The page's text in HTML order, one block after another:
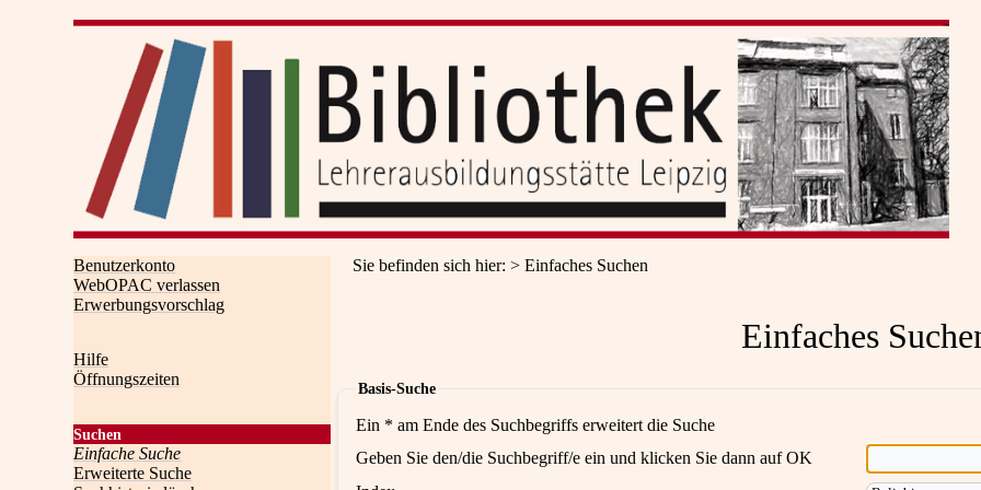
Benutzerkonto
WebOPAC verlassen
Erwerbungsvorschlag
Hilfe
Öffnungszeiten
Suchen
Einfache Suche
Erweiterte Suche
Sie befinden sich hier: Einfaches Suchen
Einfaches
Basis-Suche
Geben Sie den/die Suchbegriff/e ein und klicken Sie dann auf OK
Ein * am Ende des Suchbegriffs erweitert die Suche